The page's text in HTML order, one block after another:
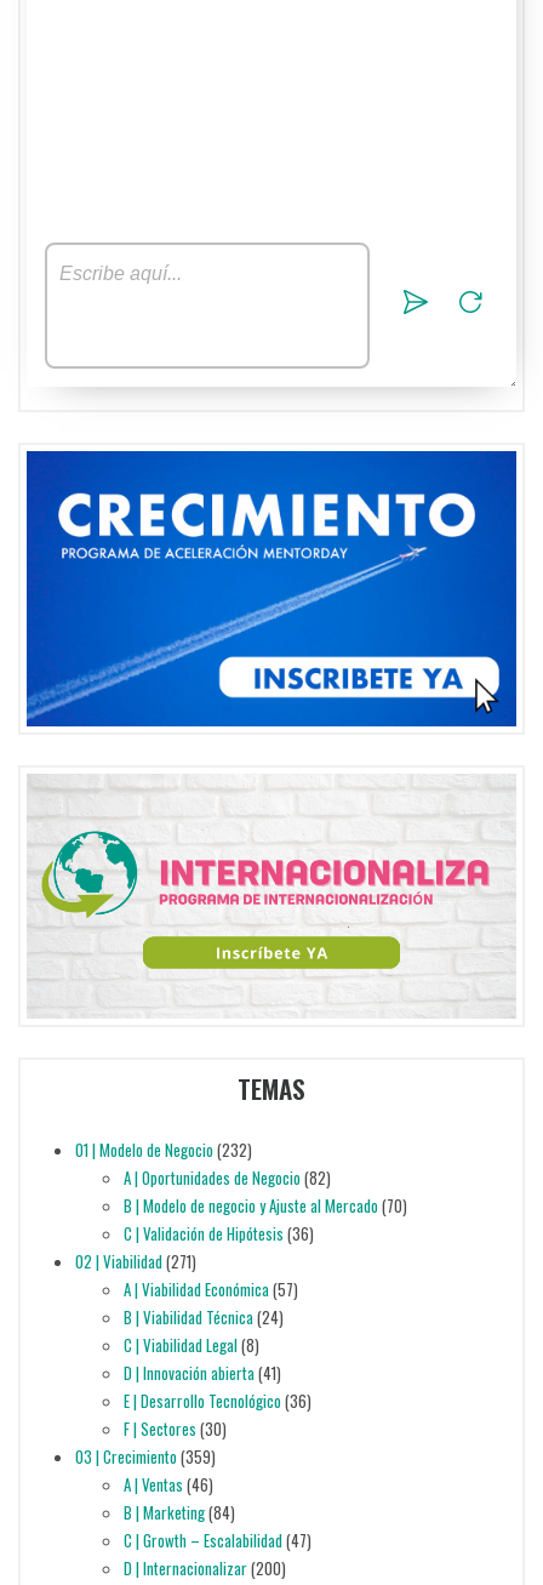
TEMAS
01 | Modelo de Negocio(232)
A | Oportunidades de Negocio(82)
B | Modelo de negocio y Ajuste al Mercado(70)
C | Validación de Hipótesis (36)
02 | Viabilidad(271)
A | Viabilidad Económica(57)
B | Viabilidad Técnica(24)
C | Viabilidad Legal(8)
D | Innovación abierta(41)
E | Desarrollo Tecnológico(36)
F | Sectores (30)
03 | Crecimiento(359)
A | Ventas (46)
B | Marketing(84)
C | Growth – Escalabilidad(47)
D | Internacionalizar(200)